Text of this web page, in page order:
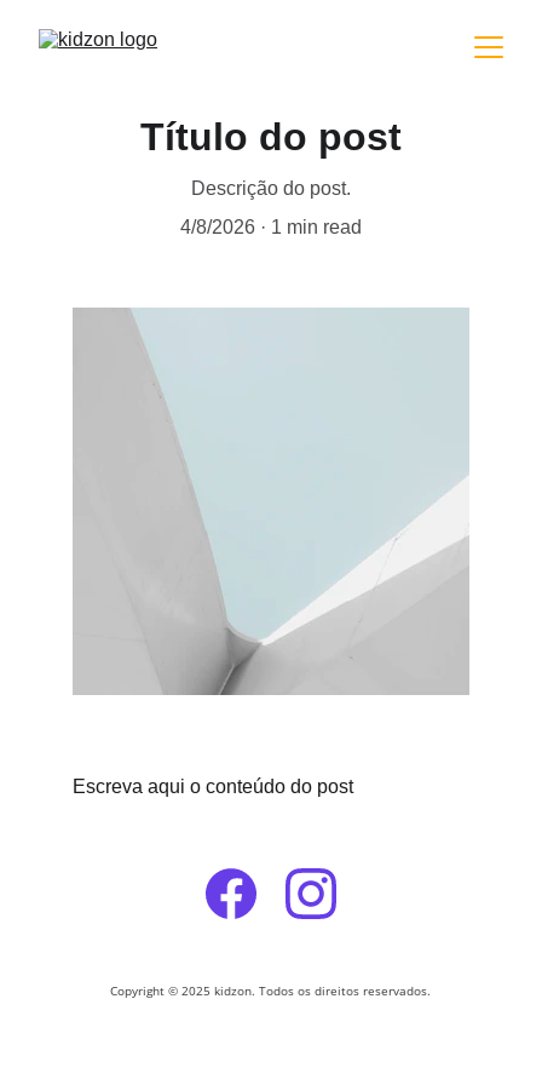
Título do post
Descrição do post.
4/8/2026
1 min read
Escreva aqui o conteúdo do post
Copyright © 2025 kidzon. Todos os direitos reservados.